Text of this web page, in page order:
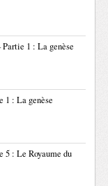
Partie 1 : La genèse
1 : La genèse
5 : Le Royaume du